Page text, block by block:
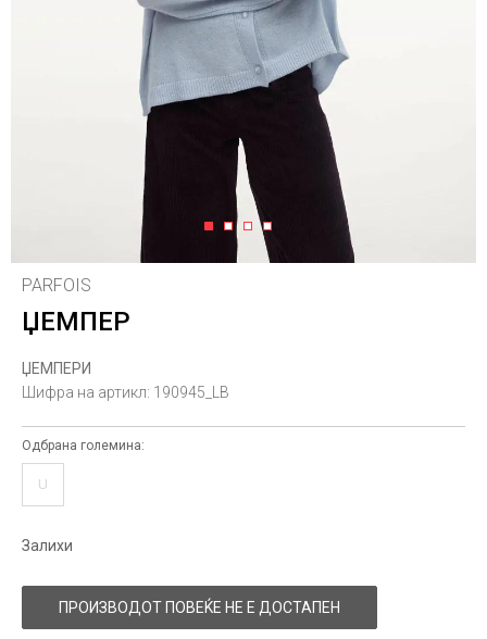
1 2 3 4
PARFOIS
ЏЕМПЕР
ЏЕМПЕРИ
Шифра на артикл: 190945_LB
Одбрана големина:
U
Залихи
ПРОИЗВОДОТ ПОВЕЌЕ НЕ Е ДОСТАПЕН